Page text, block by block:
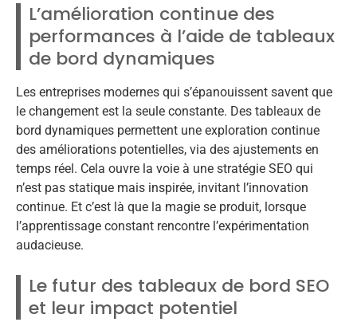
L’amélioration continue des
performances à l’aide de tableaux
de bord dynamiques
Les entreprises modernes qui s’épanouissent savent que
le changement est la seule constante. Des tableaux de
bord dynamiques permettent une exploration continue
des améliorations potentielles, via des ajustements en
temps réel. Cela ouvre la voie à une stratégie SEO qui
n’est pas statique mais inspirée, invitant l’innovation
continue. Et c’est là que la magie se produit, lorsque
l’apprentissage constant rencontre l’expérimentation
audacieuse.
Le futur des tableaux de bord SEO
et leur impact potentiel